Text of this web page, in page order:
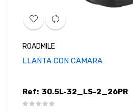
ROADMILE
LLANTA CON CAMARA
Ref: 30.5L-32_LS-2_26PR